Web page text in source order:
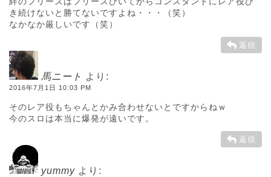
き続けないと勝てないですよね・・・（笑）
なかなか厳しいです（笑）
返信
馬ニート より:
2016年7月1日 10:03 PM
そのレア役もちゃんとかみ合わせないとですからねｗ
今のスロは本当に爆発が遠いです。
返信
yummy より: